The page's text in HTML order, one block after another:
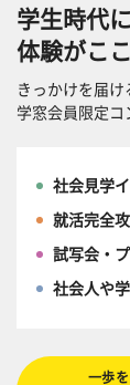
学生時代
体験がこ
きっかけを届け
学窓会員限定コ
社会見学
就活完全
試写会・
社会人や
一歩